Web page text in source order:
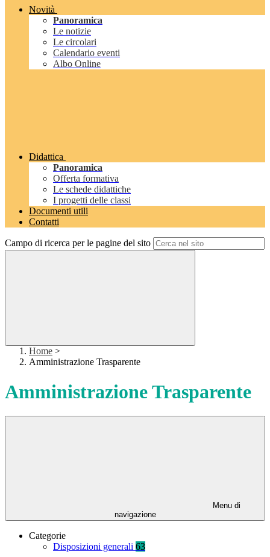
Novità
Panoramica
Le notizie
Le circolari
Calendario eventi
Albo Online
Didattica
Panoramica
Offerta formativa
Le schede didattiche
I progetti delle classi
Documenti utili
Contatti
Campo di ricerca per le pagine del sito
Home >
Amministrazione Trasparente
Amministrazione Trasparente
Menu di
navigazione
Categorie
Disposizioni generali 63